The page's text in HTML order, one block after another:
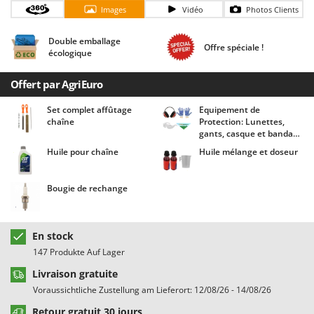
Chaudrons électriques pour polenta
Cisailles taille-haies manuelles
Climatiseurs
Compresseurs d'air électriques
Compresseurs pour la récolte des olives et la taille
Coupe-branches
D
Débroussailleuses
Décompacteurs agricoles
Découpeurs plasma
Barbieri
Benassi
Beper
Berkel
Bernardi
Besser Vacuum
Bissell
Black & Decker
Blue Bird
Bomet
Images Vidéo Photos Clients
Double emballage
écologique
Offre spéciale !
Offert par AgriEuro
Set complet affûtage
chaîne
Equipement de
Protection: Lunettes,
gants, casque et bandana
Agrieuro !
Huile pour chaîne Huile mélange et doseur
Bougie de rechange
En stock
147 Produkte Auf Lager
Livraison gratuite
Voraussichtliche Zustellung am Lieferort: 12/08/26 - 14/08/26